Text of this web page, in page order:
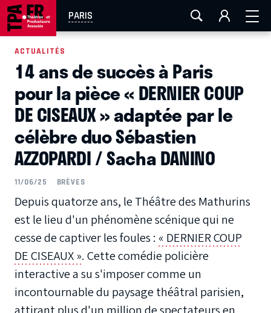
PARIS
AIX-MARSEILLE LA ROCHELLE
EN TOURNÉE
ACTUALITÉS
14 ans de succès à Paris
pour la pièce « DERNIER COUP
DE CISEAUX » adaptée par le
célèbre duo Sébastien
AZZOPARDI / Sacha DANINO
11/06/25 BRÈVES
Depuis quatorze ans, le Théâtre des Mathurins
est le lieu d'un phénomène scénique qui ne
cesse de captiver les foules : « DERNIER COUP
DE CISEAUX ». Cette comédie policière
interactive a su s'imposer comme un
incontournable du paysage théâtral parisien,